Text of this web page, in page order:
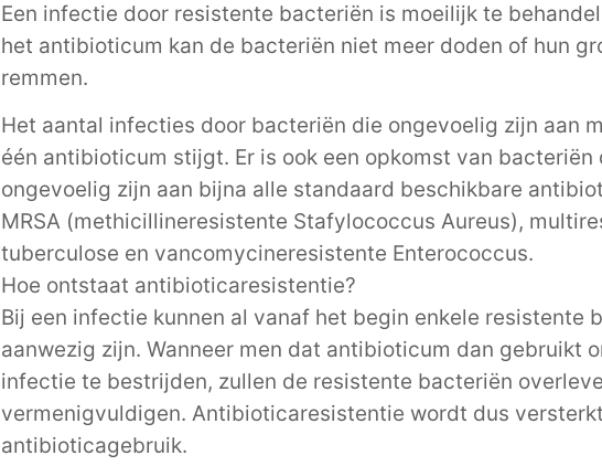
Een infectie door resistente bacteriën is moeilijk te
het antibioticum kan de bacteriën niet meer doden of hun
remmen.
Het aantal infecties door bacteriën die ongevoelig zijn aan
één antibioticum stijgt. Er is ook een opkomst van bacteriën
ongevoelig zijn aan bijna alle standaard beschikbare
MRSA (methicillineresistente Stafylococcus Aureus),
tuberculose en vancomycineresistente Enterococcus.
Hoe ontstaat antibioticaresistentie?
Bij een infectie kunnen al vanaf het begin enkele resistente
aanwezig zijn. Wanneer men dat antibioticum dan gebruikt
infectie te bestrijden, zullen de resistente bacteriën
vermenigvuldigen. Antibioticaresistentie wordt dus
antibioticagebruik.